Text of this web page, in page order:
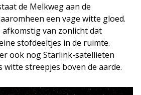
de Melkweg aan de
een vage witte gloed.
afkomstig van zonlicht dat
stofdeeltjes in de ruimte.
ook nog Starlink-satellieten
witte streepjes boven de aarde.